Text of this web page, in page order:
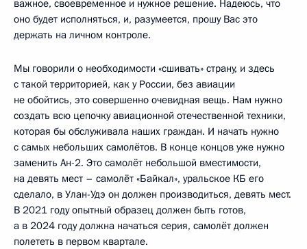
важное, своевременное и нужное решение. Надеюсь, что
оно будет исполняться, и, разумеется, прошу Вас это
держать на личном контроле.
Мы говорили о необходимости «сшивать» страну, и здесь
с такой территорией, как у России, без авиации
не обойтись, это совершенно очевидная вещь. Нам нужно
создать всю цепочку авиационной отечественной техники,
которая бы обслуживала наших граждан. И начать нужно
с самых небольших самолётов. В конце концов уже нужно
заменить Ан-2. Это самолёт небольшой вместимости,
на девять мест – самолёт «Байкал», уральское КБ его
сделало, в Улан-Удэ он должен производиться, девять мест.
В 2021 году опытный образец должен быть готов,
а в 2024 году должна начаться серия, самолёт должен
полететь в первом квартале.